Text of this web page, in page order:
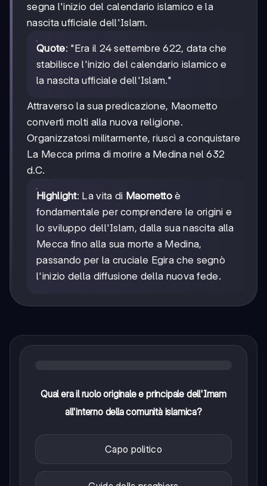
segna l'inizio del calendario islamico e la
nascita ufficiale dell'Islam.
Quote: "Era il 24 settembre 622, data che
stabilisce l'inizio del calendario islamico e
la nascita ufficiale dell'Islam."
Attraverso la sua predicazione, Maometto
convertì molti alla nuova religione.
Organizzatosi militarmente, riuscì a conquistare
La Mecca prima di morire a Medina nel 632
d.C.
Highlight: La vita di Maometto è
fondamentale per comprendere le origini e
lo sviluppo dell'Islam, dalla sua nascita alla
Mecca fino alla sua morte a Medina,
passando per la cruciale Egira che segnò
l'inizio della diffusione della nuova fede.
Qual era il ruolo originale e principale dell'Imam
all'interno della comunità islamica?
Capo politico